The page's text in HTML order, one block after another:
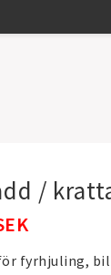
/
fyrhjuling,